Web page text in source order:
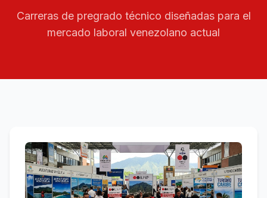
Carreras de pregrado técnico diseñadas para el
mercado laboral venezolano actual